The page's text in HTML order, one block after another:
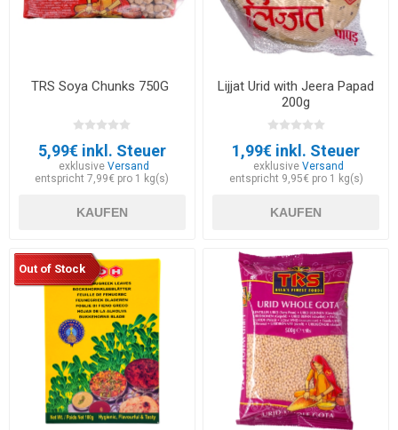
TRS Soya Chunks 750G
5,99€ inkl. Steuer
exklusiveVersand
entspricht 7,99€ pro 1 kg(s)
KAUFEN
Lijjat Urid with Jeera Papad
200g
1,99€ inkl. Steuer
exklusive Versand
entspricht 9,95€ pro 1 kg(s)
KAUFEN
Out of Stock